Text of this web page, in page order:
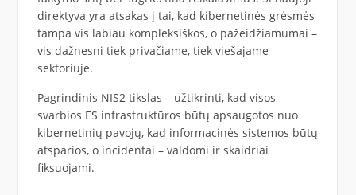
direktyva yra atsakas į tai, kad kibernetinės grėsmės
tampa vis labiau kompleksiškos, o pažeidžiamumai –
vis dažnesni tiek privačiame, tiek viešajame
sektoriuje.
Pagrindinis NIS2 tikslas – užtikrinti, kad visos
svarbios ES infrastruktūros būtų apsaugotos nuo
kibernetinių pavojų, kad informacinės sistemos būtų
atsparios, o incidentai – valdomi ir skaidriai
fiksuojami.